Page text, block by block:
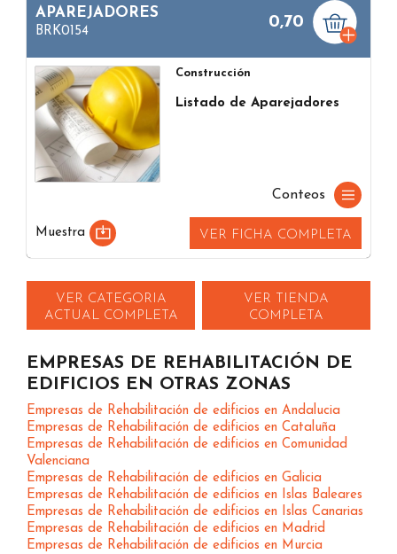
APAREJADORES
BRK0154
0,70
Construcción
Listado de Aparejadores
Conteos
Muestra VER FICHA COMPLETA
VER CATEGORIA
ACTUAL COMPLETA
VER TIENDA
COMPLETA
EMPRESAS DE REHABILITACIÓN DE
EDIFICIOS EN OTRAS ZONAS
Empresas de Rehabilitación de edificios en Andalucia
Empresas de Rehabilitación de edificios en Cataluña
Empresas de Rehabilitación de edificios en Comunidad
Valenciana
Empresas de Rehabilitación de edificios en Galicia
Empresas de Rehabilitación de edificios en Islas Baleares
Empresas de Rehabilitación de edificios en Islas Canarias
Empresas de Rehabilitación de edificios en Madrid
Empresas de Rehabilitación de edificios en Murcia